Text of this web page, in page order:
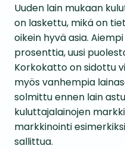
Uuden lain mukaan
on laskettu, mikä on
oikein hyvä asia.
prosenttia, uusi
Korkokatto on sidottu
myös vanhempia
solmittu ennen lain
kuluttajalainojen
markkinointi
sallittua.